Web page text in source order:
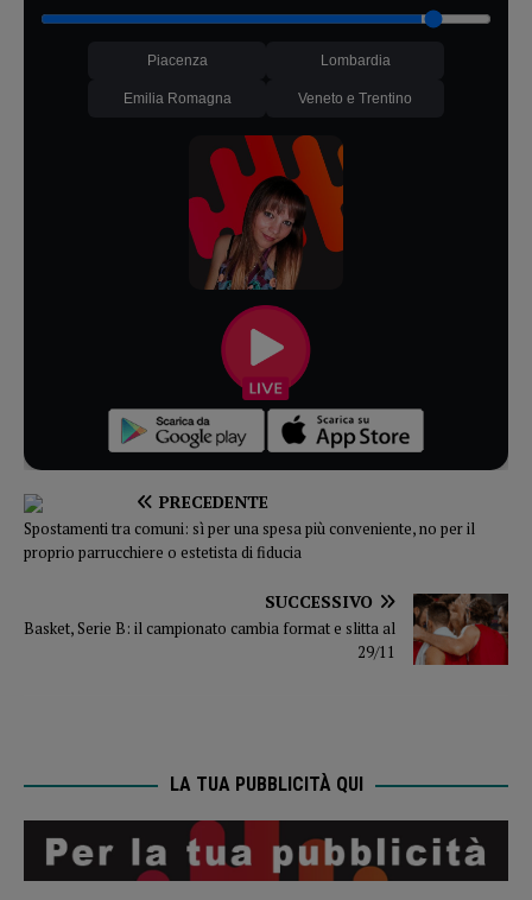
Piacenza Lombardia
Emilia Romagna Veneto e Trentino
PRECEDENTE
Spostamenti tra comuni: sì per una spesa più conveniente, no per il
proprio parrucchiere o estetista di fiducia
SUCCESSIVO
Basket, Serie B: il campionato cambia format e slitta al
29/11
LA TUA PUBBLICITÀ QUI